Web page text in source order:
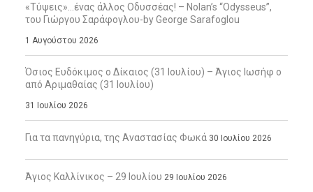
«Τύψεις»…ένας άλλος Οδυσσέας! – Nolan’s “Odysseus”,
του Γιώργου Σαράφογλου-by George Sarafoglou
1 Αυγούστου 2026
Όσιος Ευδόκιμος ο Δίκαιος (31 Ιουλίου) – Άγιος Ιωσήφ ο
από Αριμαθαίας (31 Ιουλίου)
31 Ιουλίου 2026
Για τα πανηγύρια, της Αναστασίας Φωκά 30 Ιουλίου 2026
Άγιος Καλλίνικος – 29 Ιουλίου 29 Ιουλίου 2026